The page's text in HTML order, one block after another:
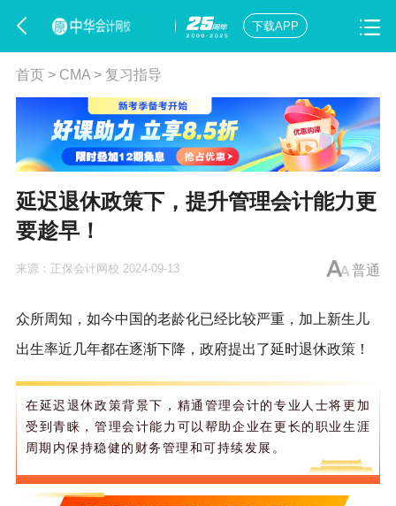
下载APP
首页> CMA> 复习指导
延迟退休政策下，提升管理会计能力更
要趁早！
普通
来源： 正保会计网校 2024-09-13
众所周知，如今中国的老龄化已经比较严重，加上新生儿
出生率近几年都在逐渐下降，政府提出了延时退休政策！
在延迟退休政策背景下，精通管理会计的专业人士将更加
受到青睐，管理会计能力可以帮助企业在更长的职业生涯
周期内保持稳健的财务管理和可持续发展。